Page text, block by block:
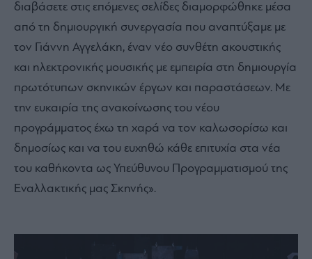
διαβάσετε στις επόμενες σελίδες διαμορφώθηκε μέσα
από τη δημιουργική συνεργασία που αναπτύξαμε με
τον Γιάννη Αγγελάκη, έναν νέο συνθέτη ακουστικής
και ηλεκτρονικής μουσικής με εμπειρία στη δημιουργία
πρωτότυπων σκηνικών έργων και παραστάσεων. Με
την ευκαιρία της ανακοίνωσης του νέου
προγράμματος έχω τη χαρά να τον καλωσορίσω και
δημοσίως και να του ευχηθώ κάθε επιτυχία στα νέα
του καθήκοντα ως Υπεύθυνου Προγραμματισμού της
Εναλλακτικής μας Σκηνής».